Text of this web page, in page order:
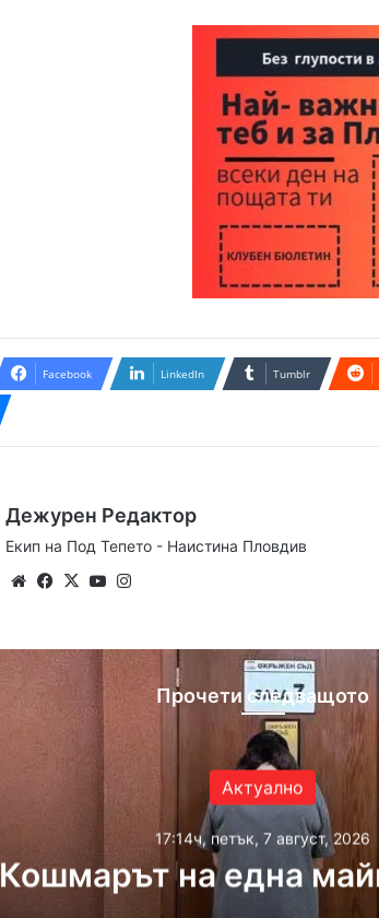
Facebook LinkedIn Tumblr
Дежурен Редактор
Екип на Под Тепето - Наистина Пловдив
WebsiteFacebook
X YouTube
Прочети следващото
Актуално
17:14ч, петък, 7 август, 2026
Кошмарът на една